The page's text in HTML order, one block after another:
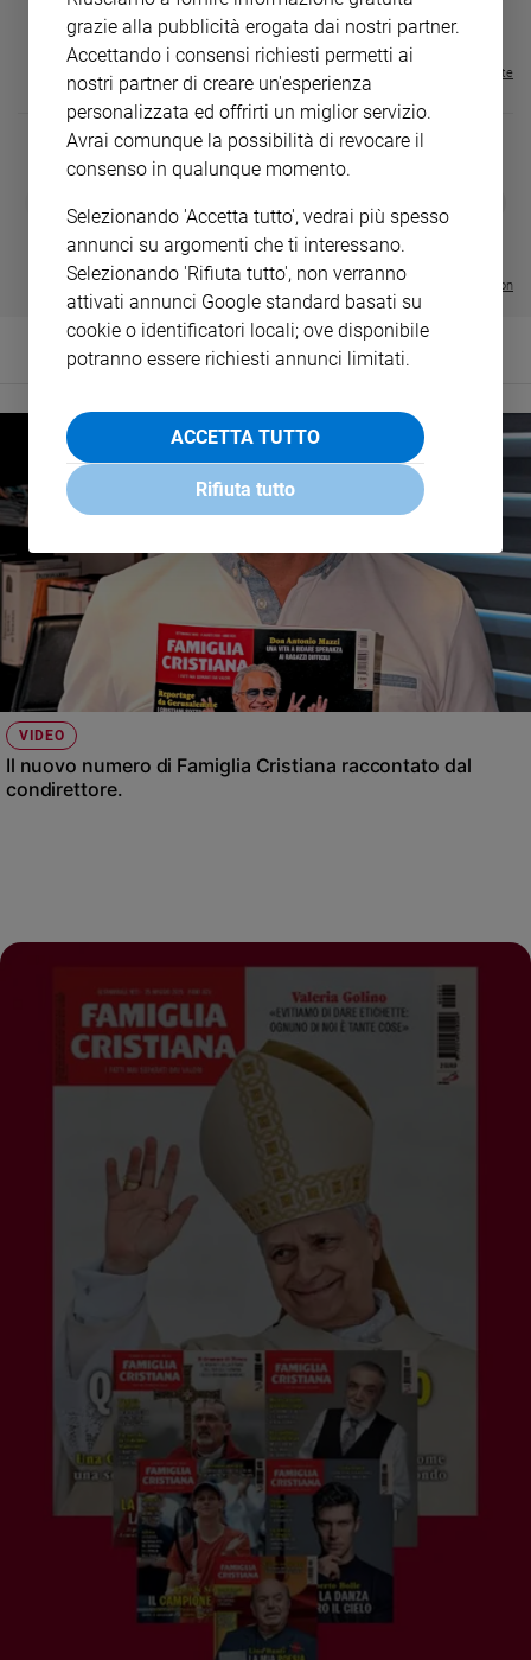
€ 16,99
Visualizza tutte le riviste
LE GRANDI BASILICHE ITALIANE
- VOL DA 1 AL 5
€ 64,50
€ 8,90
- € 8,90
Visualizza tutte le collection
VIDEO
Il nuovo numero di Famiglia Cristiana raccontato dal
condirettore.
grazie alla pubblicità erogata dai nostri partner.
Accettando i consensi richiesti permetti ai
nostri partner di creare un'esperienza
personalizzata ed offrirti un miglior servizio.
Avrai comunque la possibilità di revocare il
consenso in qualunque momento.
Selezionando 'Accetta tutto', vedrai più spesso
annunci su argomenti che ti interessano.
Selezionando 'Rifiuta tutto', non verranno
attivati annunci Google standard basati su
cookie o identificatori locali; ove disponibile
potranno essere richiesti annunci limitati.
ACCETTA TUTTO
Rifiuta tutto